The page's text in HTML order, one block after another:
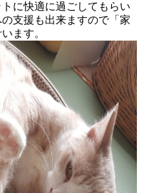
に快適に過ごしてもらい
支援も出来ますので「家
ます。